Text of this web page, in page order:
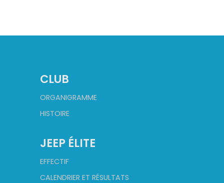
CLUB
ORGANIGRAMME
HISTOIRE
JEEP ÉLITE
EFFECTIF
CALENDRIER ET RÉSULTATS